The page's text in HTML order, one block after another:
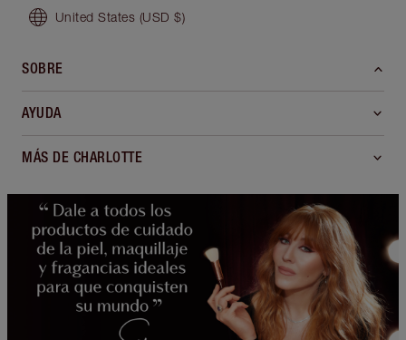
United States (USD $)
SOBRE
AYUDA
MÁS DE CHARLOTTE